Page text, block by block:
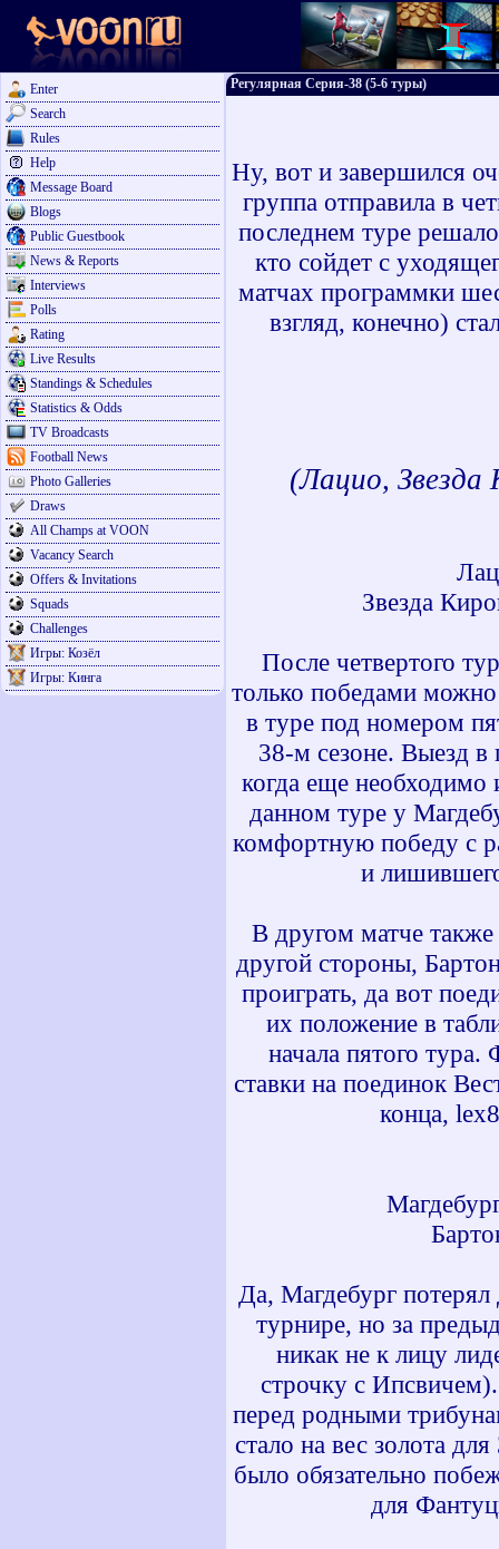
Enter
Search
Rules
Help
Message Board
Blogs
Public Guestbook
News & Reports
Interviews
Polls
Rating
Live Results
Standings & Schedules
Statistics & Odds
TV Broadcasts
Football News
Photo Galleries
Draws
All Champs at VOON
Vacancy Search
Offers & Invitations
Squads
Challenges
Игры: Козёл
Игры: Кинга
Регулярная Серия-38 (5-6 туры)
Ну, вот и завершился
группа отправила в
последнем туре
кто сойдет с
матчах программки
взгляд, конечно)
(Лацио, Звезда
Звезда
После четвертого
только победами
в туре под номером
38-м сезоне. Выезд в
когда еще необходимо
данном туре у
комфортную победу с
и
В другом матче
другой стороны,
проиграть, да вот
их положение в
начала пятого
ставки на поединок
конца,
Да, Магдебург
турнире, но за
никак не к лицу
строчку с
перед родными
стало на вес золота
было обязательно
для